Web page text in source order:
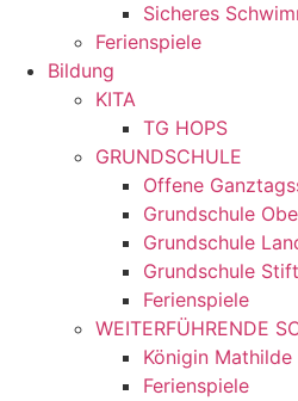
Sicheres
Ferienspiele
Bildung
KITA
TG HOPS
GRUNDSCHULE
Offene
Grundschule
Grundschule
Grundschule
Ferienspiele
WEITERFÜHRENDE
Königin Mathilde
Ferienspiele